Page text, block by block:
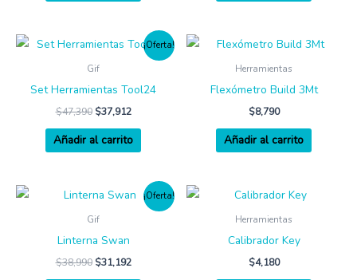
¡Oferta!
Gif
Set Herramientas Tool24
$47,390 $37,912
Añadir al carrito
Herramientas
Flexómetro Build 3Mt
$8,790
Añadir al carrito
¡Oferta!
Gif
Linterna Swan
$38,990 $31,192
Herramientas
Calibrador Key
$4,180